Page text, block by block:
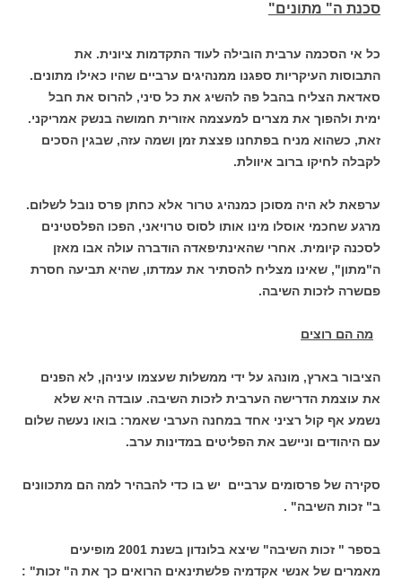
סכנת ה" מתונים"
כל אי הסכמה ערבית הובילה לעוד התקדמות ציונית. את
התבוסות העיקריות ספגנו ממנהיגים ערביים שהיו כאילו מתונים.
סאדאת הצליח בהבל פה להשיג את כל סיני, להרוס את חבל
ימית ולהפוך את מצרים למעצמה אזורית חמושה בנשק אמריקני.
זאת, כשהוא מניח בפתחנו פצצת זמן ושמה עזה, שבגין הסכים
לקבלה לחיקו ברוב איוולת.
ערפאת לא היה מסוכן כמנהיג טרור אלא כחתן פרס נובל לשלום.
מרגע שחכמי אוסלו מינו אותו לסוס טרויאני, הפכו הפלסטינים
לסכנה קיומית. אחרי שהאינתיפאדה הודברה עולה אבו מאזן
ה"מתון", שאינו מצליח להסתיר את עמדתו, שהיא תביעה חסרת
פםשרה לזכות השיבה.
מה הם רוצים
הציבור בארץ, מונהג על ידי ממשלות שעצמו עיניהן, לא הפנים
את עוצמת הדרישה הערבית לזכות השיבה. עובדה היא שלא
נשמע אף קול רציני אחד במחנה הערבי שאמר: בואו נעשה שלום
עם היהודים וניישב את הפליטים במדינות ערב.
סקירה של פרסומים ערביים יש בו כדי להבהיר למה הם מתכוונים
ב" זכות השיבה" .
בספר " זכות השיבה" שיצא בלונדון בשנת 2001 מופיעים
מאמרים של אנשי אקדמיה פלשתינאים הרואים כך את ה" זכות" :